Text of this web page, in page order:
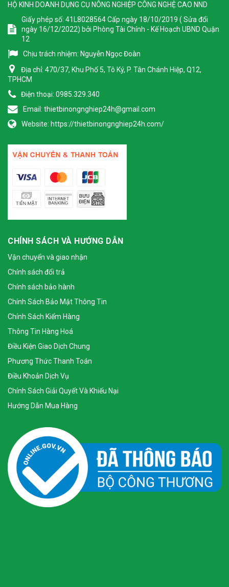
HỘ KINH DOANH DỤNG CỤ NÔNG NGHIỆP CÔNG NGHỆ CAO NND
Giấy phép số: 41L8028564 Cấp ngày 18/10/2019 ( Sửa đổi
ngày 16/12/2022) bởi Phòng Tài Chính - Kế Hoạch UBND Quận
12
Chịu trách nhiệm: Nguyễn Ngọc Đoàn
Địa chỉ: 470/37, Khu Phố 5, Tô Ký, P. Tân Chánh Hiệp, Q12,
TPHCM
Điện thoại: 0985.329.340
Email: thietbinongnghiep24h@gmail.com
Website: https://thietbinongnghiep24h.com/
CHÍNH SÁCH VÀ HƯỚNG DẪN
Vận chuyển và giao nhận
Chính sách đổi trả
Chính sách bảo hành
Chính Sách Bảo Mật Thông Tin
Chính Sách Kiểm Hàng
Thông Tin Hàng Hoá
Điều Kiện Giao Dịch Chung
Phương Thức Thanh Toán
Điều Khoản Dịch Vụ
Chính Sách Giải Quyết Và Khiếu Nại
Hướng Dẫn Mua Hàng